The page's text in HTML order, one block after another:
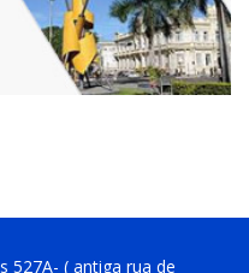
527A- ( antiga rua de